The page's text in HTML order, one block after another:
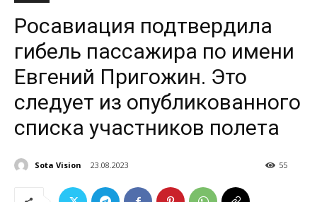
Росавиация подтвердила
гибель пассажира по имени
Евгений Пригожин. Это
следует из опубликованного
списка участников полета
Sota Vision 23.08.2023 55